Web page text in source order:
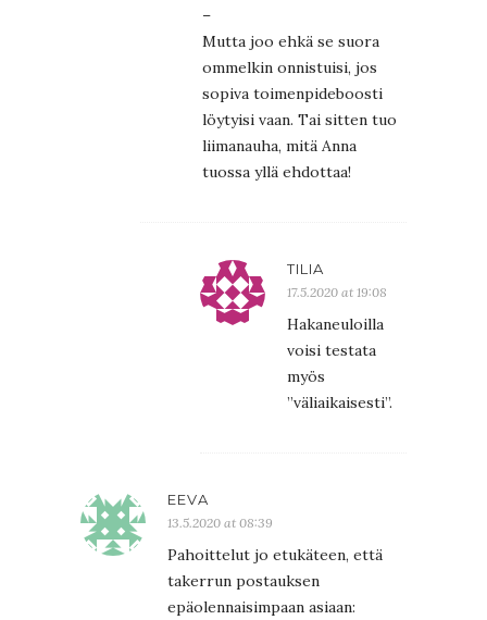
–
Mutta joo ehkä se suora
ommelkin onnistuisi, jos
sopiva toimenpideboosti
löytyisi vaan. Tai sitten tuo
liimanauha, mitä Anna
tuossa yllä ehdottaa!
TILIA
17.5.2020 at 19:08
Hakaneuloilla
voisi testata
myös
”väliaikaisesti”.
EEVA
13.5.2020 at 08:39
Pahoittelut jo etukäteen, että
takerrun postauksen
epäolennaisimpaan asiaan: